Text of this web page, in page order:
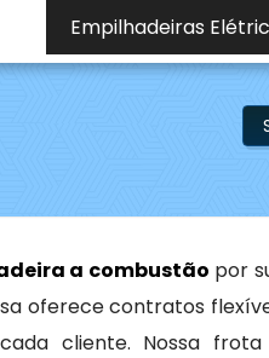
Empilhadeiras
a combustão por
oferece contratos
cliente. Nossa